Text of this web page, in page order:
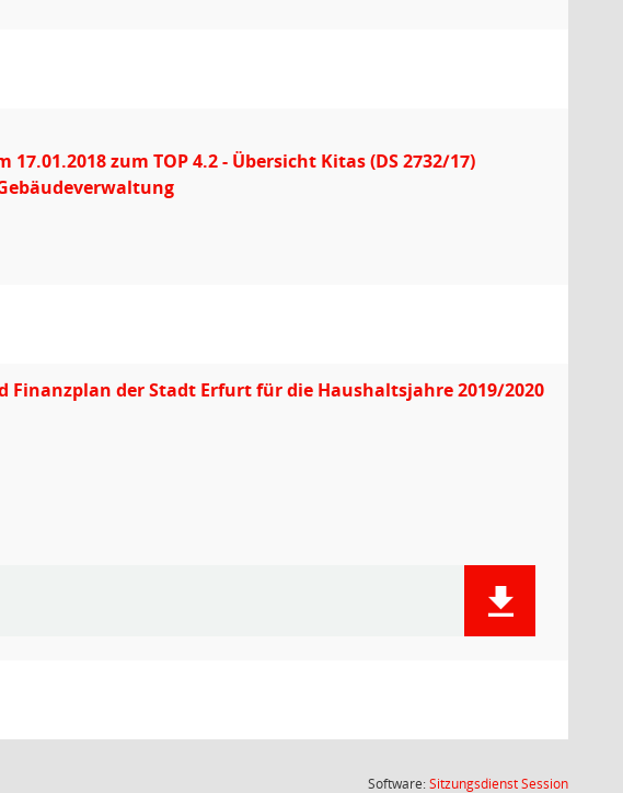
zum TOP 4.2 - Übersicht Kitas (DS 2732/17)
der Stadt Erfurt für die Haushaltsjahre 2019/2020
Software:SitzungsdienstSession(Wird in